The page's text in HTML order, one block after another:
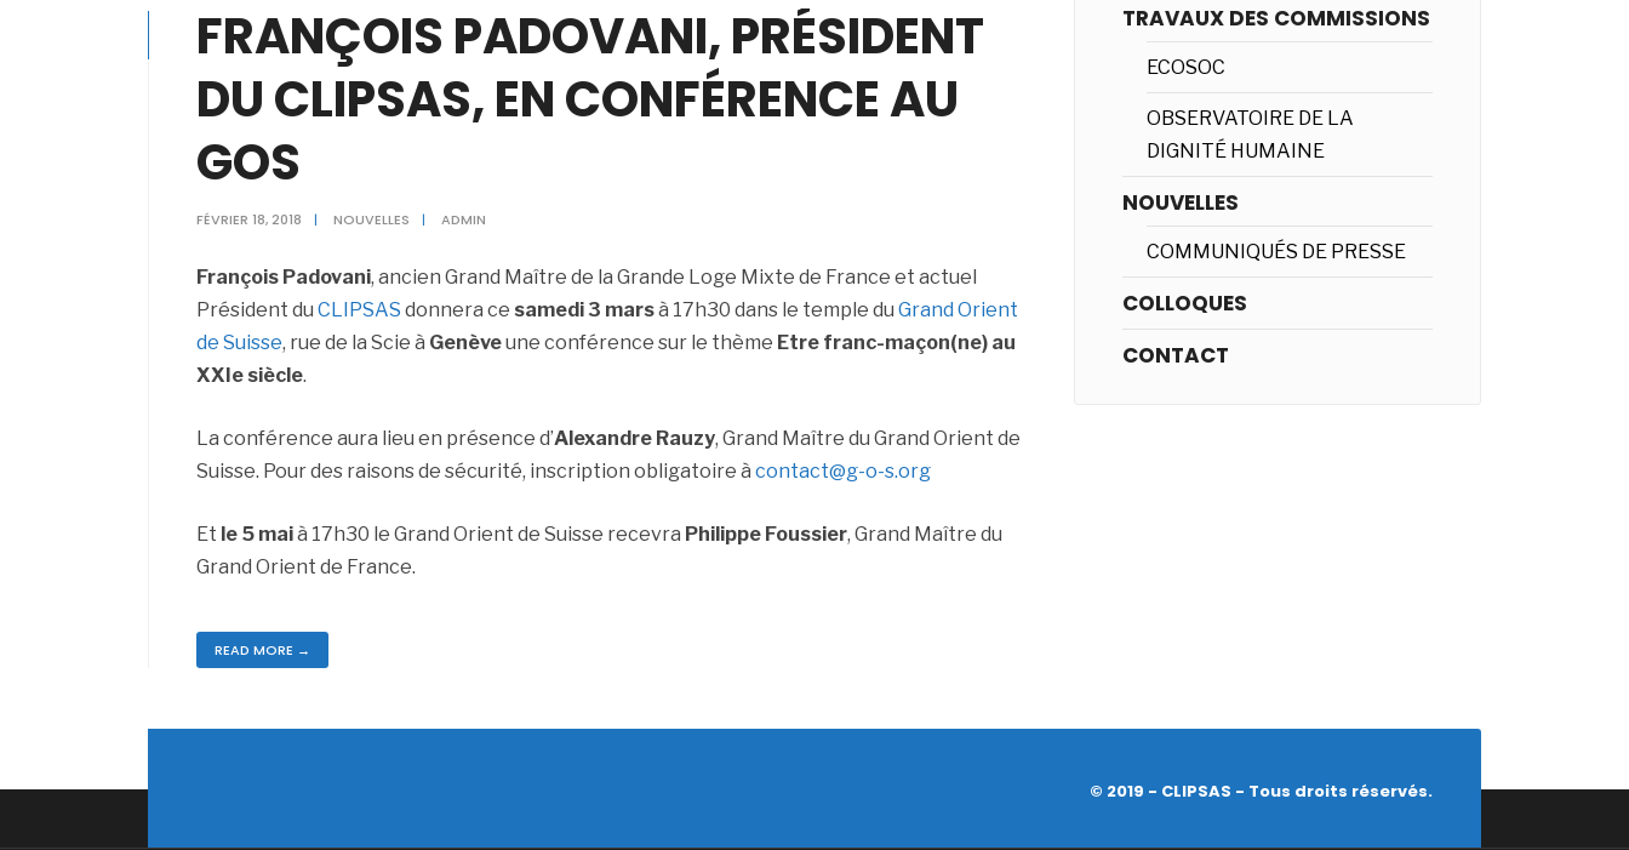
FRANÇOIS PADOVANI, PRÉSIDENT
DU CLIPSAS, EN CONFÉRENCE AU
GOS
FÉVRIER 18, 2018 | NOUVELLES | ADMIN
François Padovani, ancien Grand Maître de la Grande Loge Mixte de France et actuel
Président du CLIPSAS donnera ce samedi 3 marsà 17h30 dans le temple du Grand Orient
de Suisse, rue de la Scie à Genèveune conférence sur le thème Etre franc-maçon(ne) au
XXIe siècle.
La conférence aura lieu en présence d’Alexandre Rauzy, Grand Maître du Grand Orient de
Suisse. Pour des raisons de sécurité, inscription obligatoire à contact@g-o-s.org
Et le 5 maià 17h30 le Grand Orient de Suisse recevra Philippe Foussier, Grand Maître du
Grand Orient de France.
READ MORE →
TRAVAUX DES COMMISSIONS
ECOSOC
OBSERVATOIRE DE LA
DIGNITÉ HUMAINE
NOUVELLES
COMMUNIQUÉS DE PRESSE
COLLOQUES
CONTACT
© 2019 - CLIPSAS - Tous droits réservés.